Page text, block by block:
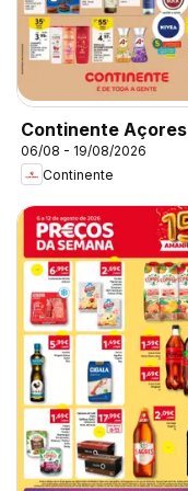
Continente Açores
06/08 - 19/08/2026
Continente